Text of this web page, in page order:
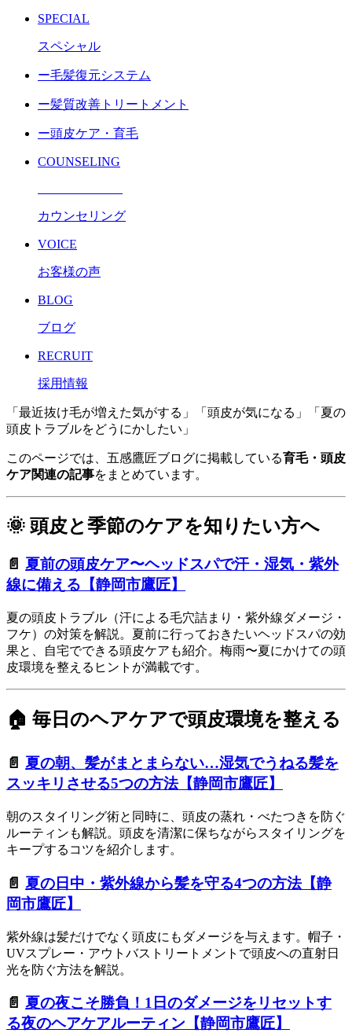
SPECIAL
スペシャル
ー毛髪復元システム
ー髪質改善トリートメント
ー頭皮ケア・育毛
COUNSELING
カウンセリング
VOICE
お客様の声
BLOG
ブログ
RECRUIT
採用情報
「最近抜け毛が増えた気がする」「頭皮が気になる」「夏の
頭皮トラブルをどうにかしたい」
このページでは、五感鷹匠ブログに掲載している育毛・頭皮
ケア関連の記事をまとめています。
🌞 頭皮と季節のケアを知りたい方へ
📄 夏前の頭皮ケア〜ヘッドスパで汗・湿気・紫外
線に備える【静岡市鷹匠】
夏の頭皮トラブル（汗による毛穴詰まり・紫外線ダメージ・
フケ）の対策を解説。夏前に行っておきたいヘッドスパの効
果と、自宅でできる頭皮ケアも紹介。梅雨〜夏にかけての頭
皮環境を整えるヒントが満載です。
🏠 毎日のヘアケアで頭皮環境を整える
📄 夏の朝、髪がまとまらない…湿気でうねる髪を
スッキリさせる5つの方法【静岡市鷹匠】
朝のスタイリング術と同時に、頭皮の蒸れ・べたつきを防ぐ
ルーティンも解説。頭皮を清潔に保ちながらスタイリングを
キープするコツを紹介します。
📄 夏の日中・紫外線から髪を守る4つの方法【静
岡市鷹匠】
紫外線は髪だけでなく頭皮にもダメージを与えます。帽子・
UVスプレー・アウトバストリートメントで頭皮への直射日
光を防ぐ方法を解説。
📄 夏の夜こそ勝負！1日のダメージをリセットす
る夜のヘアケアルーティン【静岡市鷹匠】